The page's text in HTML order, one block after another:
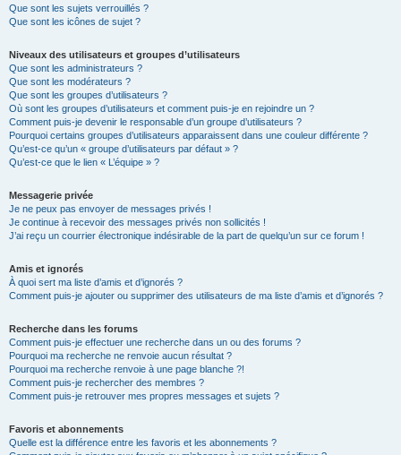
Que sont les sujets verrouillés ?
Que sont les icônes de sujet ?
Niveaux des utilisateurs et groupes d’utilisateurs
Que sont les administrateurs ?
Que sont les modérateurs ?
Que sont les groupes d’utilisateurs ?
Où sont les groupes d’utilisateurs et comment puis-je en rejoindre un ?
Comment puis-je devenir le responsable d’un groupe d’utilisateurs ?
Pourquoi certains groupes d’utilisateurs apparaissent dans une couleur différente ?
Qu’est-ce qu’un « groupe d’utilisateurs par défaut » ?
Qu’est-ce que le lien « L’équipe » ?
Messagerie privée
Je ne peux pas envoyer de messages privés !
Je continue à recevoir des messages privés non sollicités !
J’ai reçu un courrier électronique indésirable de la part de quelqu’un sur ce forum !
Amis et ignorés
À quoi sert ma liste d’amis et d’ignorés ?
Comment puis-je ajouter ou supprimer des utilisateurs de ma liste d’amis et d’ignorés ?
Recherche dans les forums
Comment puis-je effectuer une recherche dans un ou des forums ?
Pourquoi ma recherche ne renvoie aucun résultat ?
Pourquoi ma recherche renvoie à une page blanche ?!
Comment puis-je rechercher des membres ?
Comment puis-je retrouver mes propres messages et sujets ?
Favoris et abonnements
Quelle est la différence entre les favoris et les abonnements ?